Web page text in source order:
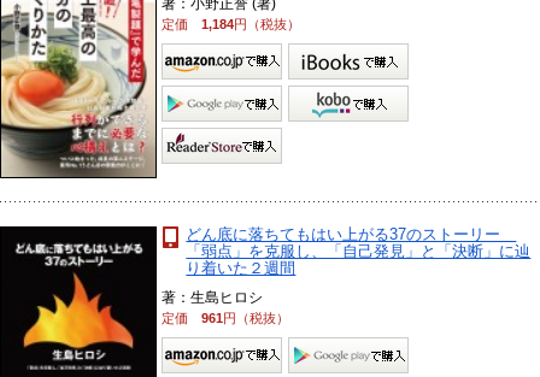
著：小野正誉 (著)
定価1,184円（税抜）
どん底に落ちてもはい上がる37のストーリー
「弱点」を克服し、「自己発見」と「決断」に辿
り着いた２週間
著：生島ヒロシ
定価961円（税抜）